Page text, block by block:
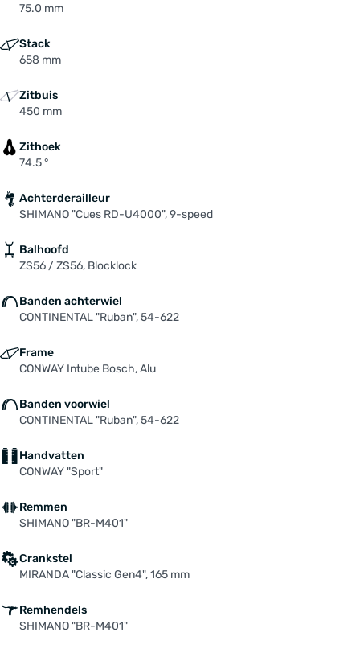
75.0 mm
Stack
658 mm
Zitbuis
450 mm
Zithoek
74.5 °
Achterderailleur
SHIMANO "Cues RD-U4000", 9-speed
Balhoofd
ZS56 / ZS56, Blocklock
Banden achterwiel
CONTINENTAL "Ruban", 54-622
Frame
CONWAY Intube Bosch, Alu
Banden voorwiel
CONTINENTAL "Ruban", 54-622
Handvatten
CONWAY "Sport"
Remmen
SHIMANO "BR-M401"
Crankstel
MIRANDA "Classic Gen4", 165 mm
Remhendels
SHIMANO "BR-M401"